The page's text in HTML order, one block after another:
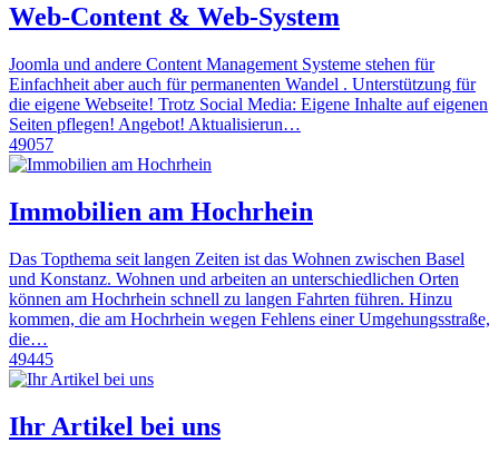
Web-Content & Web-System
Joomla und andere Content Management Systeme stehen für
Einfachheit aber auch für permanenten Wandel . Unterstützung für
die eigene Webseite! Trotz Social Media: Eigene Inhalte auf eigenen
Seiten pflegen! Angebot! Aktualisierun…
49057
Immobilien am Hochrhein
Das Topthema seit langen Zeiten ist das Wohnen zwischen Basel
und Konstanz. Wohnen und arbeiten an unterschiedlichen Orten
können am Hochrhein schnell zu langen Fahrten führen. Hinzu
kommen, die am Hochrhein wegen Fehlens einer Umgehungsstraße,
die…
49445
Ihr Artikel bei uns